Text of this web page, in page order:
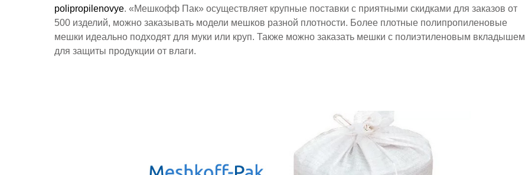
polipropilenovye. «Мешкофф Пак» осуществляет крупные поставки с приятными скидками для заказов от
500 изделий, можно заказывать модели мешков разной плотности. Более плотные полипропиленовые
мешки идеально подходят для муки или круп. Также можно заказать мешки с полиэтиленовым вкладышем
для защиты продукции от влаги.